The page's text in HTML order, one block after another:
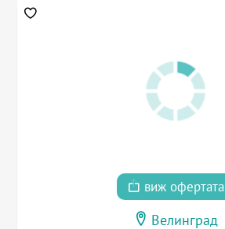
виж офертата
Велинград